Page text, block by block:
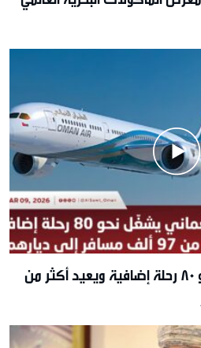
الطيران العُماني يشغّل نحو 80 رحلة إضافية ويعيد أكثر من